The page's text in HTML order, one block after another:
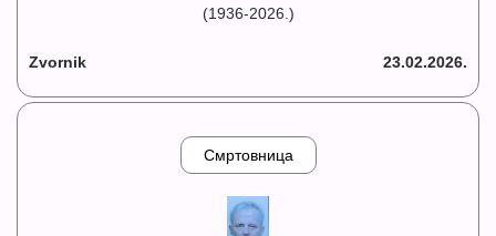
(1936-2026.)
Zvornik 23.02.2026.
Смртовница